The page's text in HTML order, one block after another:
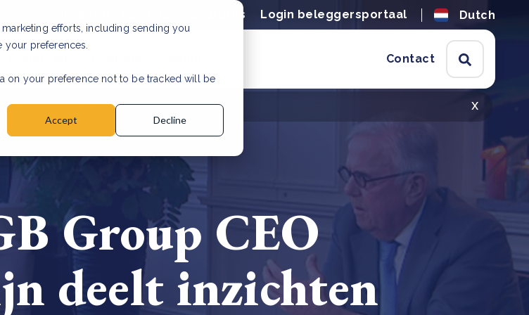
efforts, including sending you
preferences.
on your preference not to be tracked will be
Accept Decline
Vacatures Login beleggersportaal Dutch
Contact
x
er in 2026?Lees artikel
Group CEO
deelt inzichten